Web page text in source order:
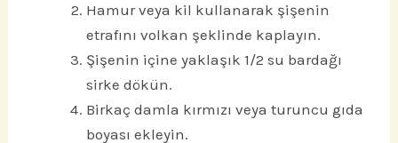
Hamur veya kil kullanarak şişenin
etrafını volkan şeklinde kaplayın.
Şişenin içine yaklaşık 1/2 su bardağı
sirke dökün.
Birkaç damla kırmızı veya turuncu gıda
boyası ekleyin.